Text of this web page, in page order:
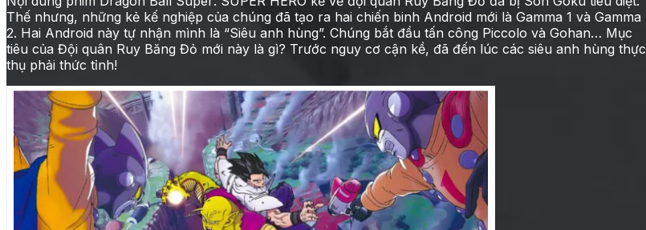
Thế nhưng, những kẻ kế nghiệp của chúng đã tạo ra hai chiến binh Android mới là Gamma 1 và Gamma
2. Hai Android này tự nhận mình là “Siêu anh hùng”. Chúng bắt đầu tấn công Piccolo và Gohan… Mục
tiêu của Đội quân Ruy Băng Đỏ mới này là gì? Trước nguy cơ cận kề, đã đến lúc các siêu anh hùng thực
thụ phải thức tỉnh!